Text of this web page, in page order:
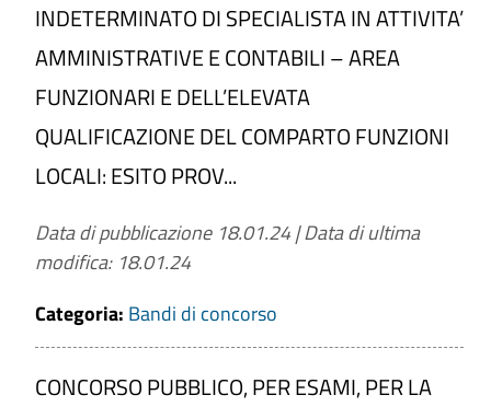
INDETERMINATO DI SPECIALISTA IN ATTIVITA’
AMMINISTRATIVE E CONTABILI – AREA
FUNZIONARI E DELL’ELEVATA
QUALIFICAZIONE DEL COMPARTO FUNZIONI
LOCALI: ESITO PROV...
Data di pubblicazione 18.01.24|Data di ultima
modifica: 18.01.24
Categoria: Bandi di concorso
CONCORSO PUBBLICO, PER ESAMI, PER LA